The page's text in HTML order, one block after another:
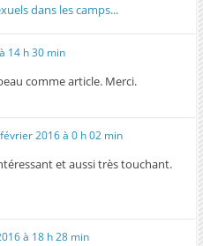
dans les camps...
14 h 30 min
comme article. Merci.
2016 à 0 h 02 min
et aussi très touchant.
à 18 h 28 min